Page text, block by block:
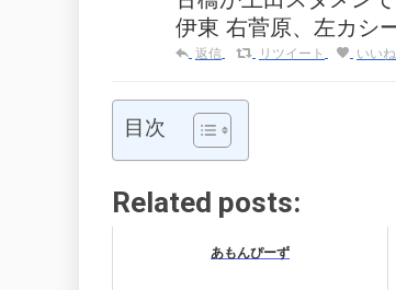
伊東 右菅原、左カシ
返信 リツイート いいね
目次
Related posts:
あもんぴーず